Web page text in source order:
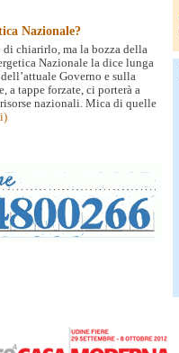
Nazionale?
di chiarirlo, ma la bozza della
Nazionale la dice lunga
Governo e sulla
a tappe forzate, ci porterà a
nazionali. Mica di quelle